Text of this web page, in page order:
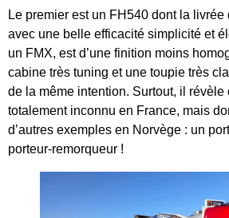
Le premier est un FH540 dont la livrée
avec une belle efficacité simplicité et
un FMX, est d’une finition moins
cabine très tuning et une toupie très
de la même intention. Surtout, il
totalement inconnu en France, mais
d’autres exemples en Norvège : un
porteur-remorqueur !